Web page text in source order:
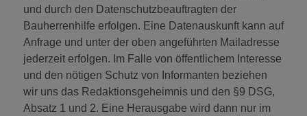
und durch den Datenschutzbeauftragten der
Bauherrenhilfe erfolgen. Eine Datenauskunft kann auf
Anfrage und unter der oben angeführten Mailadresse
jederzeit erfolgen. Im Falle von öffentlichem Interesse
und den nötigen Schutz von Informanten beziehen
wir uns das Redaktionsgeheimnis und den §9 DSG,
Absatz 1 und 2. Eine Herausgabe wird dann nur im